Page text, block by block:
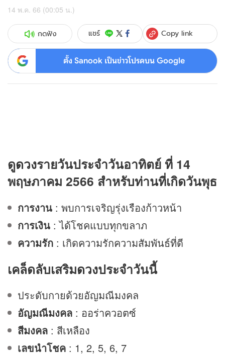
14 พ.ค. 66 (00:05 น.)
กดฟัง แชร์ Copy link
ตั้ง Sanook เป็นข่าวโปรดบน Google
ดูดวงรายวันประจำวันอาทิตย์ ที่ 14
พฤษภาคม 2566 สำหรับท่านที่เกิดวันพุธ
การงาน : พบการเจริญรุ่งเรืองก้าวหน้า
การเงิน : ได้โชคแบบทุกขลาภ
ความรัก : เกิดความรักความสัมพันธ์ที่ดี
เคล็ดลับเสริมดวงประจำวันนี้
ประดับกายด้วยอัญมณีมงคล
อัญมณีมงคล : ออร่าควอตซ์
สีมงคล : สีเหลือง
เลขนำโชค : 1, 2, 5, 6, 7